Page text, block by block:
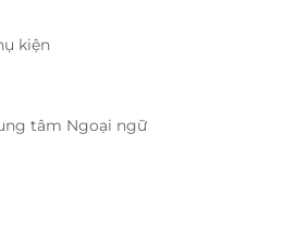
ẩm thực, quầy carving các
heo nướng, cá nướng vô
mắm, vịt quay, cá thu áp chảo,
thơm ngon không kém...
tươi ngon, có giá trị dinh
thực khách phải trầm trồ về
kiện
tâm Ngoại ngữ